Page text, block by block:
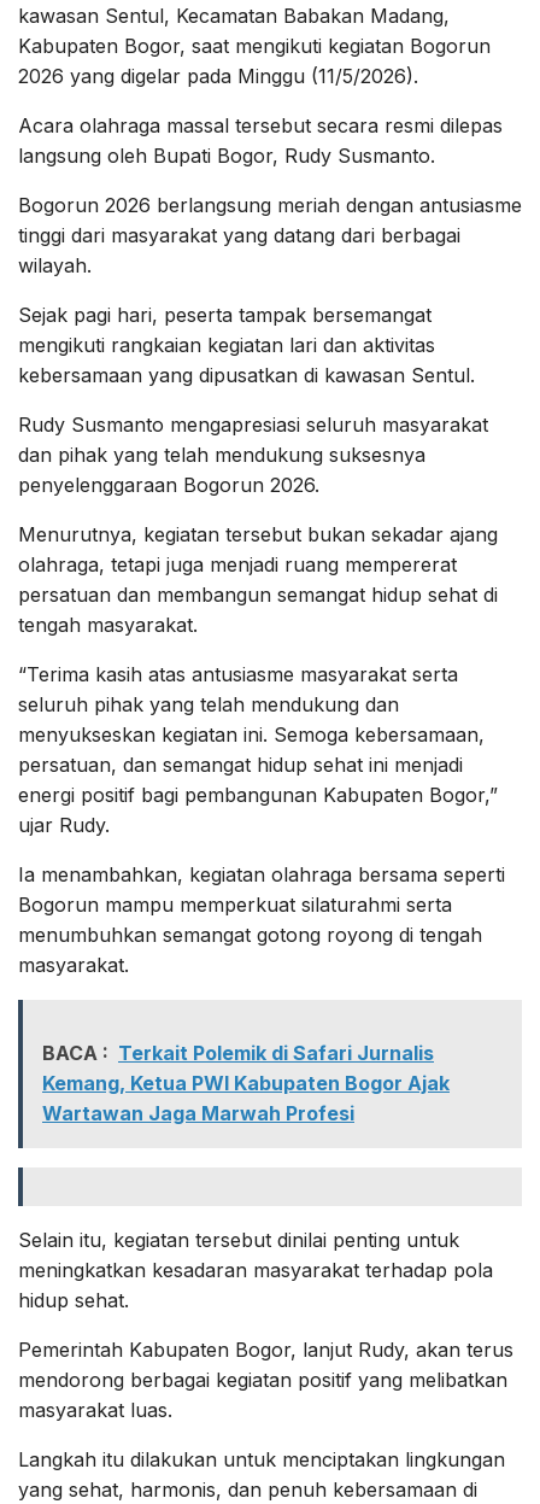
kawasan Sentul, Kecamatan Babakan Madang,
Kabupaten Bogor, saat mengikuti kegiatan Bogorun
2026 yang digelar pada Minggu (11/5/2026).
Acara olahraga massal tersebut secara resmi dilepas
langsung oleh Bupati Bogor, Rudy Susmanto.
Bogorun 2026 berlangsung meriah dengan antusiasme
tinggi dari masyarakat yang datang dari berbagai
wilayah.
Sejak pagi hari, peserta tampak bersemangat
mengikuti rangkaian kegiatan lari dan aktivitas
kebersamaan yang dipusatkan di kawasan Sentul.
Rudy Susmanto mengapresiasi seluruh masyarakat
dan pihak yang telah mendukung suksesnya
penyelenggaraan Bogorun 2026.
Menurutnya, kegiatan tersebut bukan sekadar ajang
olahraga, tetapi juga menjadi ruang mempererat
persatuan dan membangun semangat hidup sehat di
tengah masyarakat.
“Terima kasih atas antusiasme masyarakat serta
seluruh pihak yang telah mendukung dan
menyukseskan kegiatan ini. Semoga kebersamaan,
persatuan, dan semangat hidup sehat ini menjadi
energi positif bagi pembangunan Kabupaten Bogor,”
ujar Rudy.
Ia menambahkan, kegiatan olahraga bersama seperti
Bogorun mampu memperkuat silaturahmi serta
menumbuhkan semangat gotong royong di tengah
masyarakat.
BACA : Terkait Polemik di Safari Jurnalis
Kemang, Ketua PWI Kabupaten Bogor Ajak
Wartawan Jaga Marwah Profesi
Selain itu, kegiatan tersebut dinilai penting untuk
meningkatkan kesadaran masyarakat terhadap pola
hidup sehat.
Pemerintah Kabupaten Bogor, lanjut Rudy, akan terus
mendorong berbagai kegiatan positif yang melibatkan
masyarakat luas.
Langkah itu dilakukan untuk menciptakan lingkungan
yang sehat, harmonis, dan penuh kebersamaan di